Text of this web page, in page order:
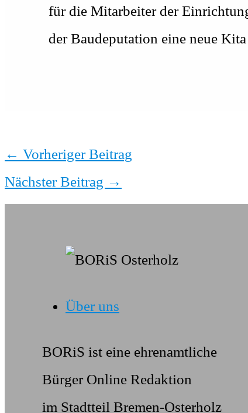
für die Mitarbeiter der
der Baudeputation eine neue
← Vorheriger Beitrag
Nächster Beitrag →
Über uns
BORiS ist eine ehrenamtliche
Bürger Online Redaktion
im Stadtteil Bremen-Osterholz